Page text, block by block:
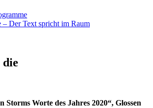
– Der Text spricht im Raum
Storms Worte des Jahres 2020“, Glossen